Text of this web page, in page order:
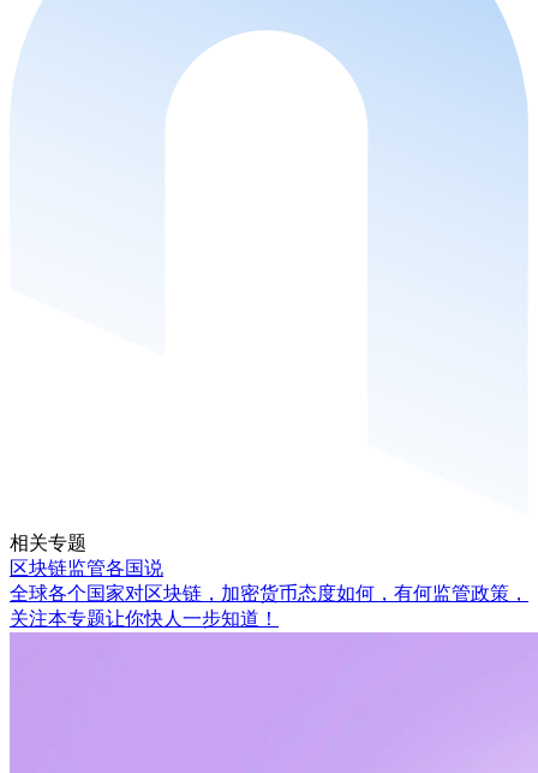
相关专题
区块链监管各国说
全球各个国家对区块链，加密货币态度如何，有何监管政策，
关注本专题让你快人一步知道！